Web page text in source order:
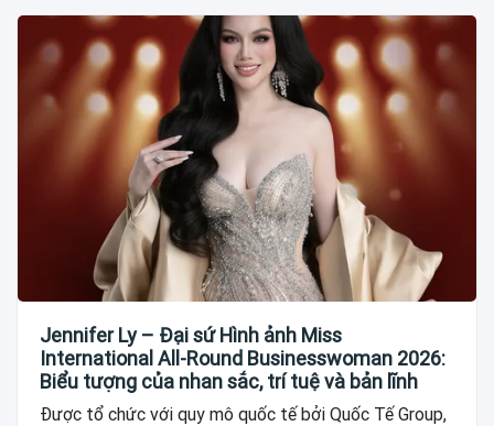
Jennifer Ly – Đại sứ Hình ảnh Miss
International All-Round Businesswoman 2026:
Biểu tượng của nhan sắc, trí tuệ và bản lĩnh
Được tổ chức với quy mô quốc tế bởi Quốc Tế Group,